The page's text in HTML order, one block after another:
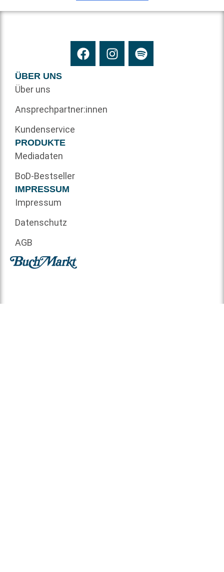
ÜBER UNS
Über uns
Ansprechpartner:innen
Kundenservice
PRODUKTE
Mediadaten
BoD-Bestseller
IMPRESSUM
Impressum
Datenschutz
AGB